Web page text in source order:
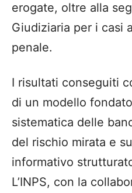
erogate, oltre alla
Giudiziaria per i casi
penale.
I risultati conseguiti
di un modello
sistematica delle
del rischio mirata e
informativo
L’INPS, con la